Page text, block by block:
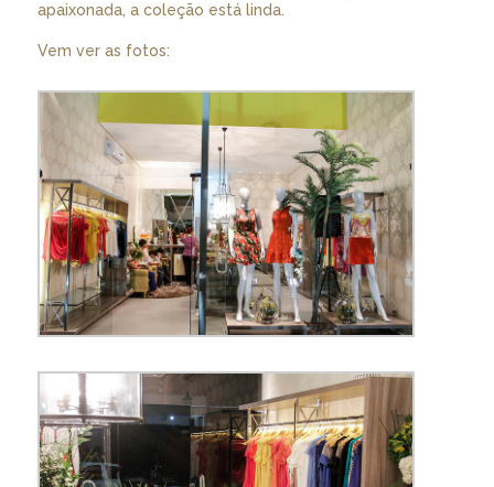
apaixonada, a coleção está linda.
Vem ver as fotos: